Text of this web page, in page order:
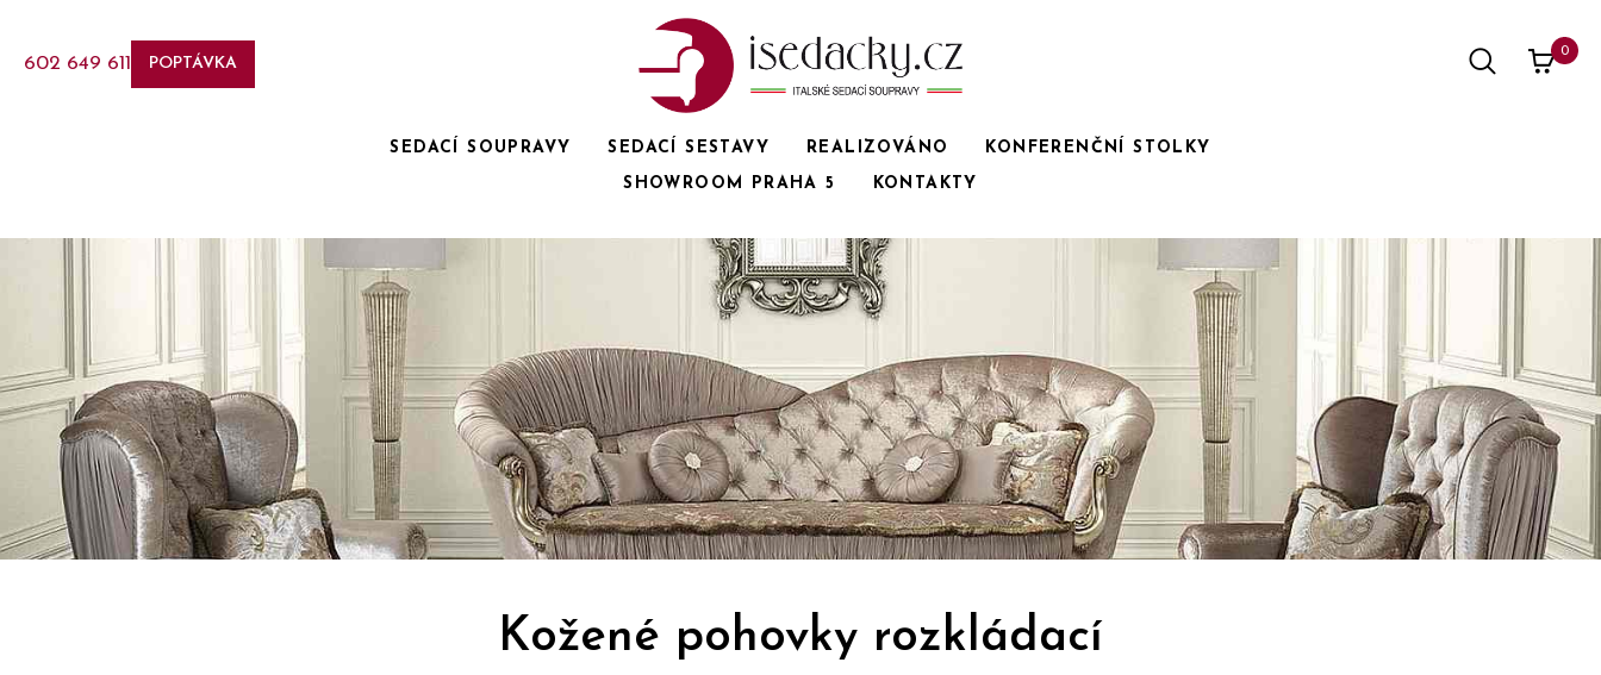
602 649 611 POPTÁVKA
SEDACÍ SOUPRAVY SEDACÍ SESTAVY REALIZOVÁNO
KONFERENČNÍ STOLKY
SHOWROOM PRAHA 5
KONTAKTY
0
Kožené pohovky rozkládací